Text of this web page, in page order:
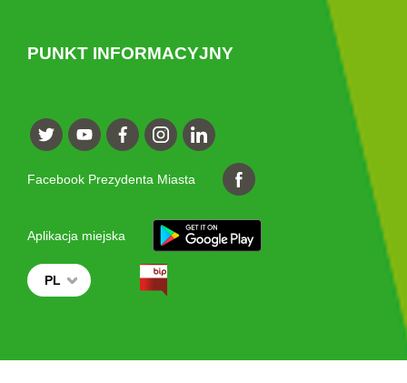
PUNKT INFORMACYJNY
Facebook Prezydenta Miasta
Aplikacja miejska
PL